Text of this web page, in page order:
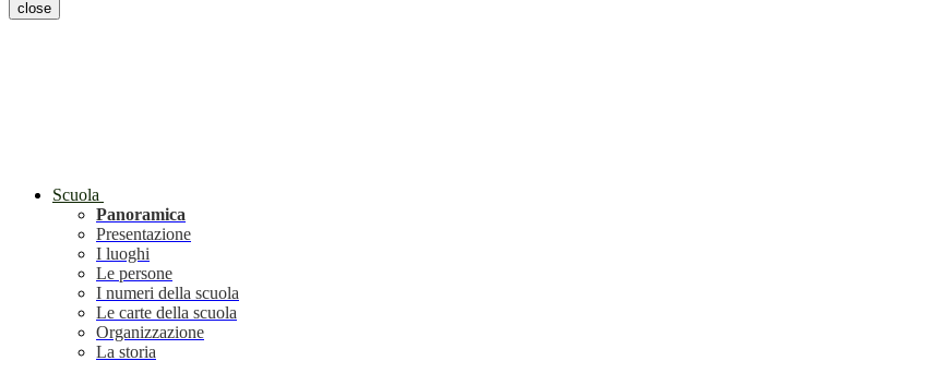
close
Scuola
Panoramica
Presentazione
I luoghi
Le persone
I numeri della scuola
Le carte della scuola
Organizzazione
La storia